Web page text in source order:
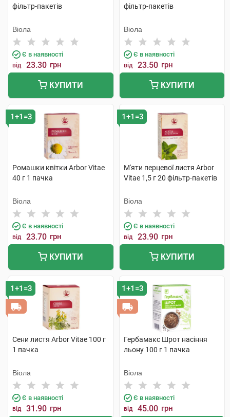
фільтр-пакетів
Віола
Є в наявності
від 23.30 грн
КУПИТИ
фільтр-пакетів
Віола
Є в наявності
від 23.50 грн
КУПИТИ
1+1=3
Ромашки квітки Arbor Vitae
40 г 1 пачка
Віола
Є в наявності
від 23.70 грн
КУПИТИ
1+1=3
М'яти перцевої листя Arbor
Vitae 1,5 г 20 фільтр-пакетів
Віола
Є в наявності
від 23.90 грн
КУПИТИ
1+1=3
Сени листя Arbor Vitae 100 г
1 пачка
Віола
Є в наявності
від 31.90 грн
1+1=3
Гербамакс Шрот насіння
льону 100 г 1 пачка
Віола
Є в наявності
від 45.00 грн